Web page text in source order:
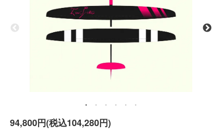
94,800円(税込104,280円)